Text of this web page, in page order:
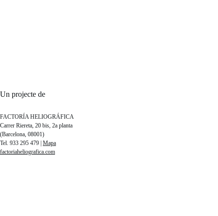
Un projecte de
FACTORÍA HELIOGRÁFICA
Carrer Riereta, 20 bis, 2a planta
(Barcelona, 08001)
Tel. 933 295 479 | Mapa
factoriaheliografica.com